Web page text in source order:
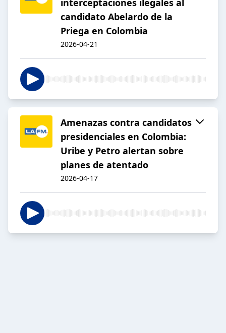
interceptaciones ilegales al
candidato Abelardo de la
Priega en Colombia
2026-04-21
Amenazas contra candidatos
presidenciales en Colombia:
Uribe y Petro alertan sobre
planes de atentado
2026-04-17